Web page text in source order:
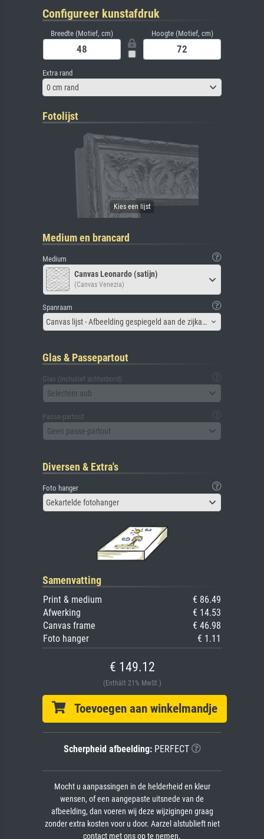
Configureer kunstafdruk
Breedte (Motief, cm) Hoogte (Motief, cm)
Extra rand
0 cm rand
Fotolijst
Medium en brancard
Medium
Canvas Leonardo (satijn)
(Canvas Venezia)
Spanraam
Canvas lijst - Afbeelding gespiegeld aan de zijkant
Glas & Passepartout
Glas (inclusief achterbord)
Selecteer aub
Passe-partout
Geen passe-partout
Diversen & Extra's
Foto hanger
Gekartelde fotohanger
Samenvatting
Print & medium
€ 86.49
Afwerking
€ 14.53
Canvas frame
€ 46.98
Foto hanger
€ 1.11
€ 149.12
(Enthält 21% MwSt.)
Toevoegen aan winkelmandje
Scherpheid afbeelding:PERFECT
Mocht u aanpassingen in de helderheid en kleur
wensen, of een aangepaste uitsnede van de
afbeelding, dan voeren wij deze wijzigingen graag
zonder extra kosten voor u door. Aarzel alstublieft niet
contact met ons op te nemen.